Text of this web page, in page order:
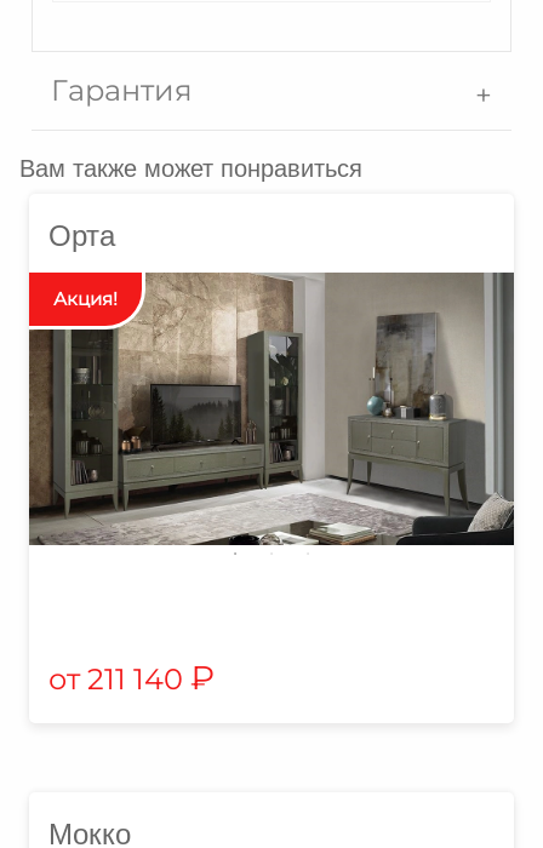
Гарантия
Вам также может понравиться
Орта
211 140 ₽
Мокко